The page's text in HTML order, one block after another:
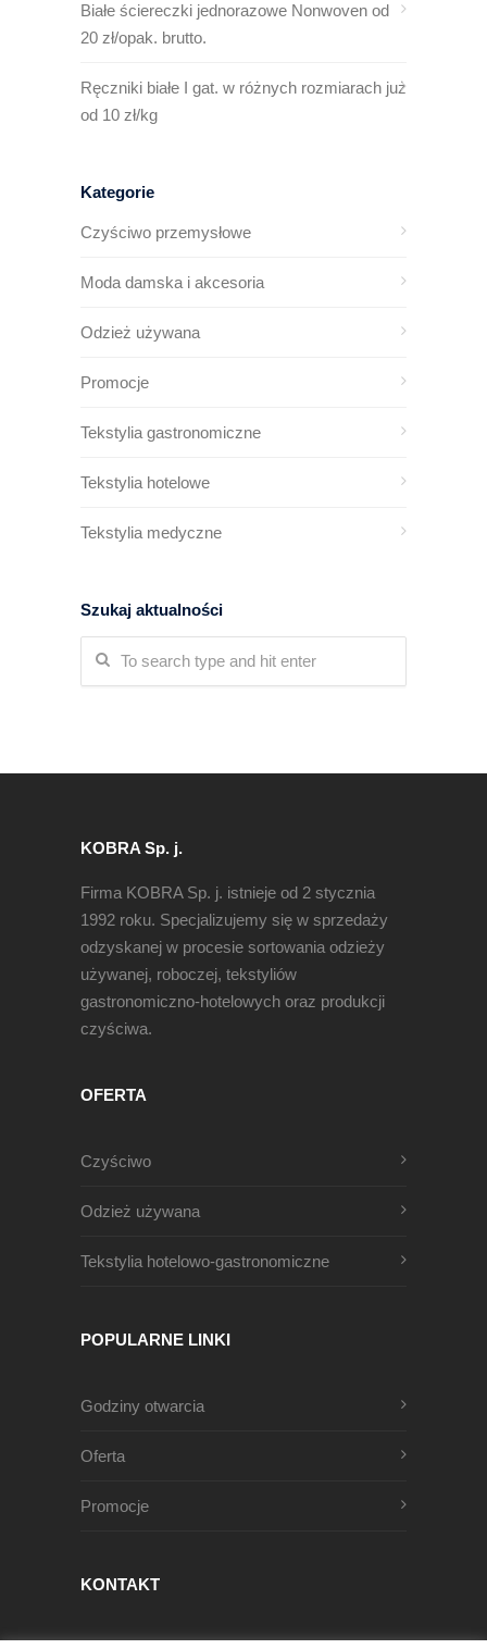
Białe ściereczki jednorazowe Nonwoven od
20 zł/opak. brutto.
Ręczniki białe I gat. w różnych rozmiarach już
od 10 zł/kg
Kategorie
Czyściwo przemysłowe
Moda damska i akcesoria
Odzież używana
Promocje
Tekstylia gastronomiczne
Tekstylia hotelowe
Tekstylia medyczne
Szukaj aktualności
KOBRA Sp. j.
Firma KOBRA Sp. j. istnieje od 2 stycznia
1992 roku. Specjalizujemy się w sprzedaży
odzyskanej w procesie sortowania odzieży
używanej, roboczej, tekstyliów
gastronomiczno-hotelowych oraz produkcji
czyściwa.
OFERTA
Czyściwo
Odzież używana
Tekstylia hotelowo-gastronomiczne
POPULARNE LINKI
Godziny otwarcia
Oferta
Promocje
KONTAKT